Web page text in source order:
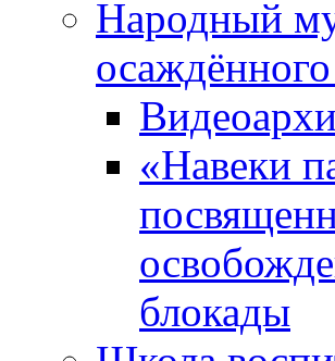
Народный
«Навеки
блокады